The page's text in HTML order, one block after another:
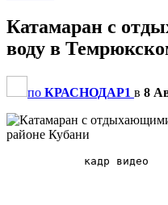
Катамаран с
воду в
по КРАСНОДАР1 в 8
кадр